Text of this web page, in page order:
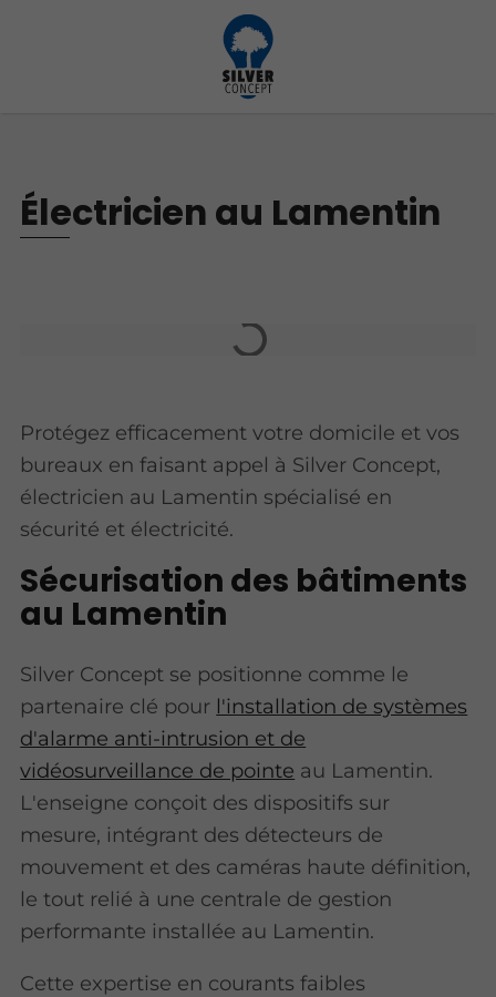
Électricien au Lamentin
Protégez efficacement votre domicile et vos
bureaux en faisant appel à Silver Concept,
électricien au Lamentin spécialisé en
sécurité et électricité.
Sécurisation des bâtiments
au Lamentin
Silver Concept se positionne comme le
partenaire clé pour l'installation de systèmes
d'alarme anti-intrusion et de
vidéosurveillance de pointe au Lamentin.
L'enseigne conçoit des dispositifs sur
mesure, intégrant des détecteurs de
mouvement et des caméras haute définition,
le tout relié à une centrale de gestion
performante installée au Lamentin.
Cette expertise en courants faibles